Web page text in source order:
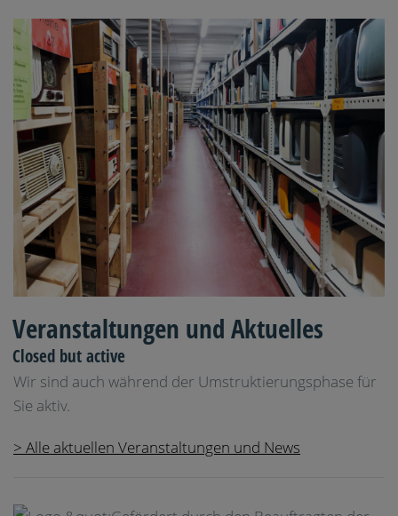
Veranstaltungen und Aktuelles
Closed but active
Wir sind auch während der Umstruktierungsphase für
Sie aktiv.
> Alle aktuellen Veranstaltungen und News